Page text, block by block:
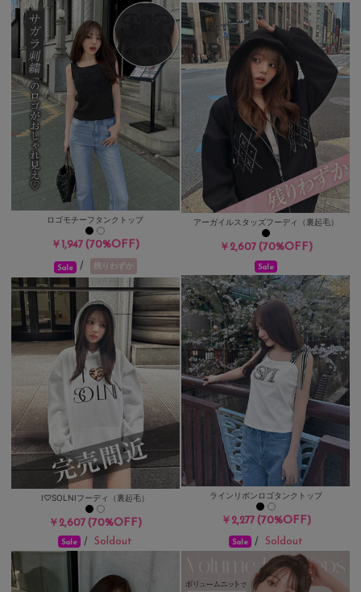
ロゴモチーフタンクトップ
￥1,947(70%OFF)
アーガイルスタッズフーディ（裏起毛）
￥2,607(70%OFF)
Sale / 残りわずか
I♡SOLNIフーディ（裏起毛）
￥2,607(70%OFF)
Sale
ラインリボンロゴタンクトップ
￥2,277(70%OFF)
Sale /Soldout Sale / Soldout